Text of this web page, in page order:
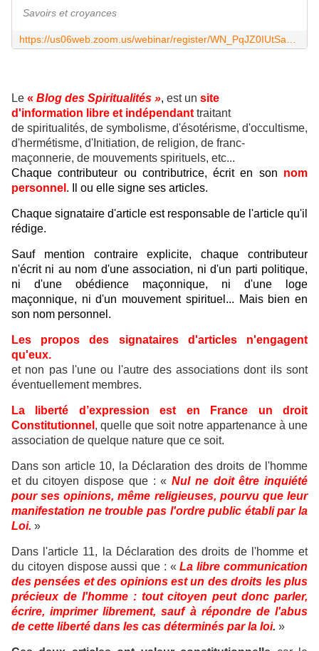
Savoirs et croyances
Le « Blog des Spiritualités », est un site
d'information libre et indépendant traitant
de spiritualités, de symbolisme, d'ésotérisme, d'occultisme,
d'hermétisme, d'Initiation, de religion, de franc-
maçonnerie, de mouvements spirituels, etc...
Chaque contributeur ou contributrice, écrit en son nom
personnel . Il ou elle signe ses articles.
Chaque signataire d'article est responsable de l'article qu'il
rédige.
Sauf mention contraire explicite, chaque contributeur
n'écrit ni au nom d'une association, ni d'un parti politique,
ni d'une obédience maçonnique, ni d'une loge
maçonnique, ni d'un mouvement spirituel... Mais bien en
son nom personnel.
Les propos des signataires d'articles n'engagent
qu'eux.
et non pas l'une ou l'autre des associations dont ils sont
éventuellement membres.
La liberté d’expression est en France un droit
Constitutionnel , quelle que soit notre appartenance à une
association de quelque nature que ce soit.
Dans son article 10, la Déclaration des droits de l'homme
et du citoyen dispose que : «Nul ne doit être inquiété
pour ses opinions, même religieuses, pourvu que leur
manifestation ne trouble pas l'ordre public établi par la
Loi. »
Dans l'article 11, la Déclaration des droits de l'homme et
du citoyen dispose aussi que : «La libre communication
des pensées et des opinions est un des droits les plus
précieux de l'homme : tout citoyen peut donc parler,
écrire, imprimer librement, sauf à répondre de l'abus
de cette liberté dans les cas déterminés par la loi. »